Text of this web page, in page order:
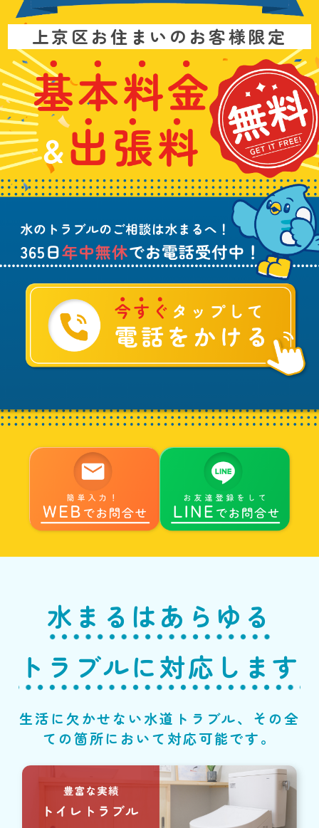
合
わ
せ
は
こ
ち
ら
上京区お住まいのお客様限定
本
料
金
&
出
張
料
無
料
漏
れ
や
詰
ま
り
、
水
の
ラ
ブ
6
日
年
中
無
休
で
お
話
受
水まるはあらゆる
トラブルに対応します
生活に欠かせない水道トラブル、その全
ての箇所において対応可能です。